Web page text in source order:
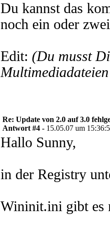
Du kannst das
noch ein oder
Edit: (Du musst
Re: Update von 2.0 auf 3.0
Antwort #4 - 15.05.07 um
Hallo Sunny,
in der Registry
Wininit.ini gibt es